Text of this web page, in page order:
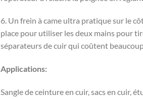
6. Un frein à came ultra pratique sur le
place pour utiliser les deux mains pour
séparateurs de cuir qui coûtent
Applications:
Sangle de ceinture en cuir, sacs en cuir,